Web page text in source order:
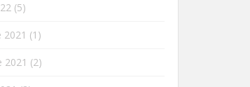
(5)
2021 (1)
2021 (2)